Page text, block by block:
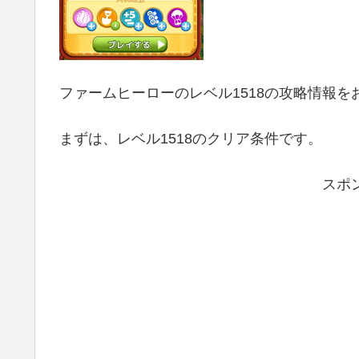
ファームヒーローのレベル1518の攻略情報を
まずは、レベル1518のクリア条件です。
スポ